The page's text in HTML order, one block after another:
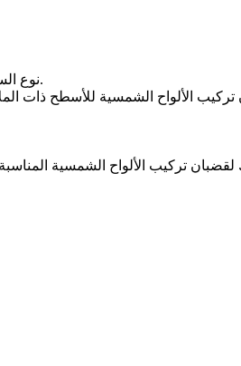
نوع السقف: تتوفر قضبان تركيب الألواح الشمسية لأنواع مختلفة من الأسقف ، بما في ذلك ألواح الإسفلت والأسقف المعدنية وأسقف القرميد.
الألواح الشمسية للأسطح ذات